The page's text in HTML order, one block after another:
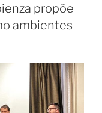
propõe
ambientes